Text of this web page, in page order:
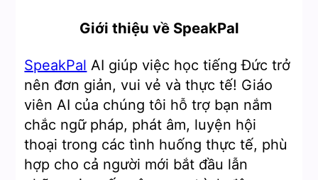
Giới thiệu về SpeakPal
SpeakPal AI giúp việc học tiếng Đức trở
nên đơn giản, vui vẻ và thực tế! Giáo
viên AI của chúng tôi hỗ trợ bạn nắm
chắc ngữ pháp, phát âm, luyện hội
thoại trong các tình huống thực tế, phù
hợp cho cả người mới bắt đầu lẫn